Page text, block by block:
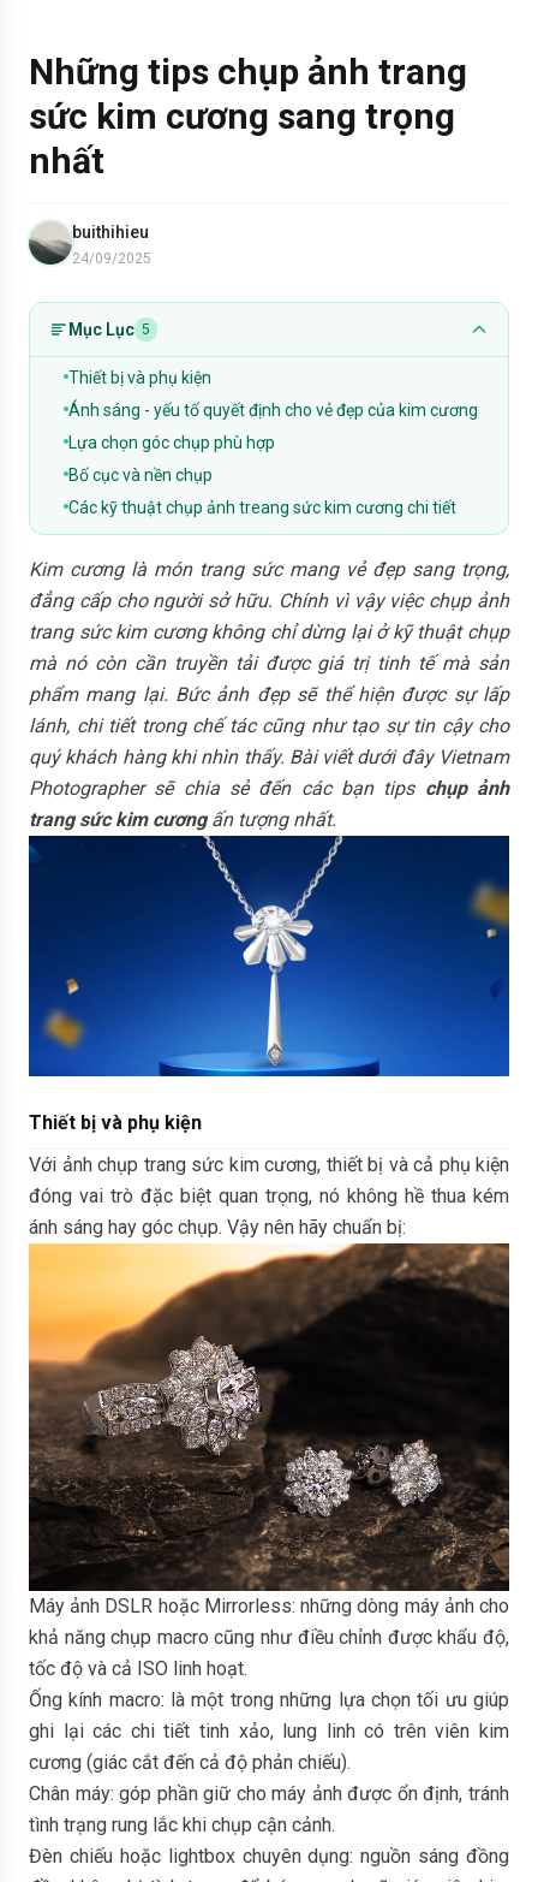
Những tips chụp ảnh trang
sức kim cương sang trọng
nhất
buithihieu
24/09/2025
Mục Lục 5
Thiết bị và phụ kiện
Ánh sáng - yếu tố quyết định cho vẻ đẹp của kim cương
Lựa chọn góc chụp phù hợp
Bố cục và nền chụp
Các kỹ thuật chụp ảnh treang sức kim cương chi tiết
Kim cương là món trang sức mang vẻ đẹp sang trọng,
đẳng cấp cho người sở hữu. Chính vì vậy việc chụp ảnh
trang sức kim cương không chỉ dừng lại ở kỹ thuật chụp
mà nó còn cần truyền tải được giá trị tinh tế mà sản
phẩm mang lại. Bức ảnh đẹp sẽ thể hiện được sự lấp
lánh, chi tiết trong chế tác cũng như tạo sự tin cậy cho
quý khách hàng khi nhìn thấy. Bài viết dưới đây Vietnam
Photographer sẽ chia sẻ đến các bạn tips chụp ảnh
trang sức kim cươngấn tượng nhất.
Thiết bị và phụ kiện
Với ảnh chụp trang sức kim cương, thiết bị và cả phụ kiện
đóng vai trò đặc biệt quan trọng, nó không hề thua kém
ánh sáng hay góc chụp. Vậy nên hãy chuẩn bị:
Máy ảnh DSLR hoặc Mirrorless: những dòng máy ảnh cho
khả năng chụp macro cũng như điều chỉnh được khẩu độ,
tốc độ và cả ISO linh hoạt.
Ống kính macro: là một trong những lựa chọn tối ưu giúp
ghi lại các chi tiết tinh xảo, lung linh có trên viên kim
cương (giác cắt đến cả độ phản chiếu).
Chân máy: góp phần giữ cho máy ảnh được ổn định, tránh
tình trạng rung lắc khi chụp cận cảnh.
Đèn chiếu hoặc lightbox chuyên dụng: nguồn sáng đồng